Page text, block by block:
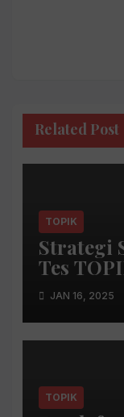
Related Post
TOPIK
Strategi
Tes
JAN 16, 2025
TOPIK